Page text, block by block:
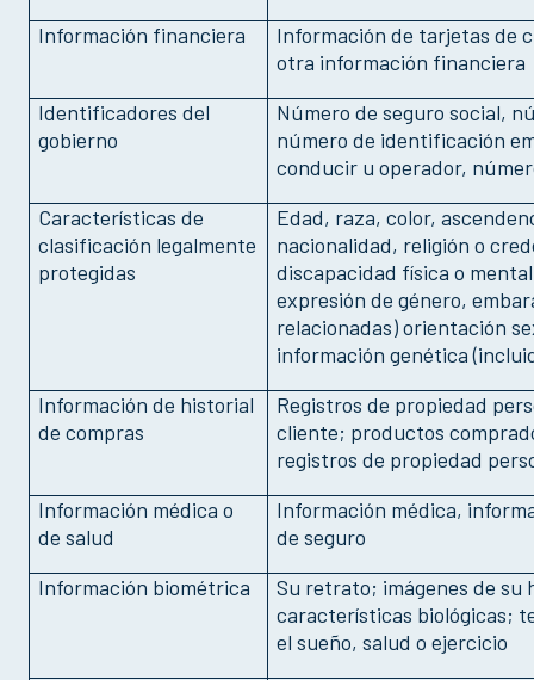
Información financiera
Información de tarjetas de
otra información financiera
Identificadores del
gobierno
Número de seguro social,
número de identificación
conducir u operador,
Características de
clasificación legalmente
protegidas
Edad, raza, color,
nacionalidad, religión o
discapacidad física o
expresión de género,
relacionadas) orientación
información genética
Información de historial
de compras
Registros de propiedad
cliente; productos
registros de propiedad
Información médica o
de salud
Información médica,
de seguro
Información biométrica
Su retrato; imágenes de su
características biológicas;
el sueño, salud o ejercicio